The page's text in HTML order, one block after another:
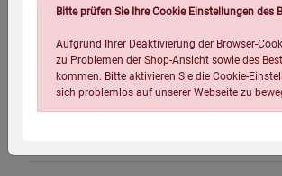
Nur wenn Politik und Gesellschaft zu
Kurskorrekturen bereit sind, kann
durchstarten.
Bitte prüfen Sie Ihre Cookie Einstellungen des
Aufgrund Ihrer Deaktivierung der Browser-
zu Problemen der Shop-Ansicht sowie des
kommen. Bitte aktivieren Sie die Cookie-
sich problemlos auf unserer Webseite zu